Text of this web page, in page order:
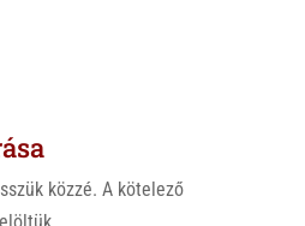
közzé. A kötelező